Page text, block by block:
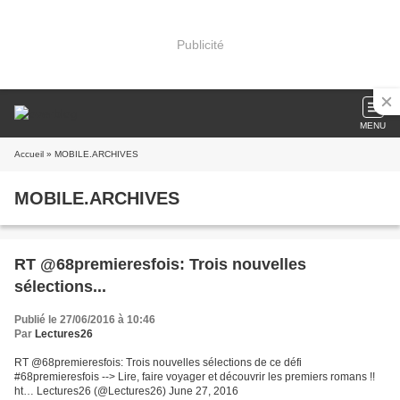
Publicité
MENU
Accueil » MOBILE.ARCHIVES
MOBILE.ARCHIVES
RT @68premieresfois: Trois nouvelles
sélections...
Publié le 27/06/2016 à 10:46
Par Lectures26
RT @68premieresfois: Trois nouvelles sélections de ce défi
#68premieresfois --> Lire, faire voyager et découvrir les premiers romans !!
ht… Lectures26 (@Lectures26) June 27, 2016